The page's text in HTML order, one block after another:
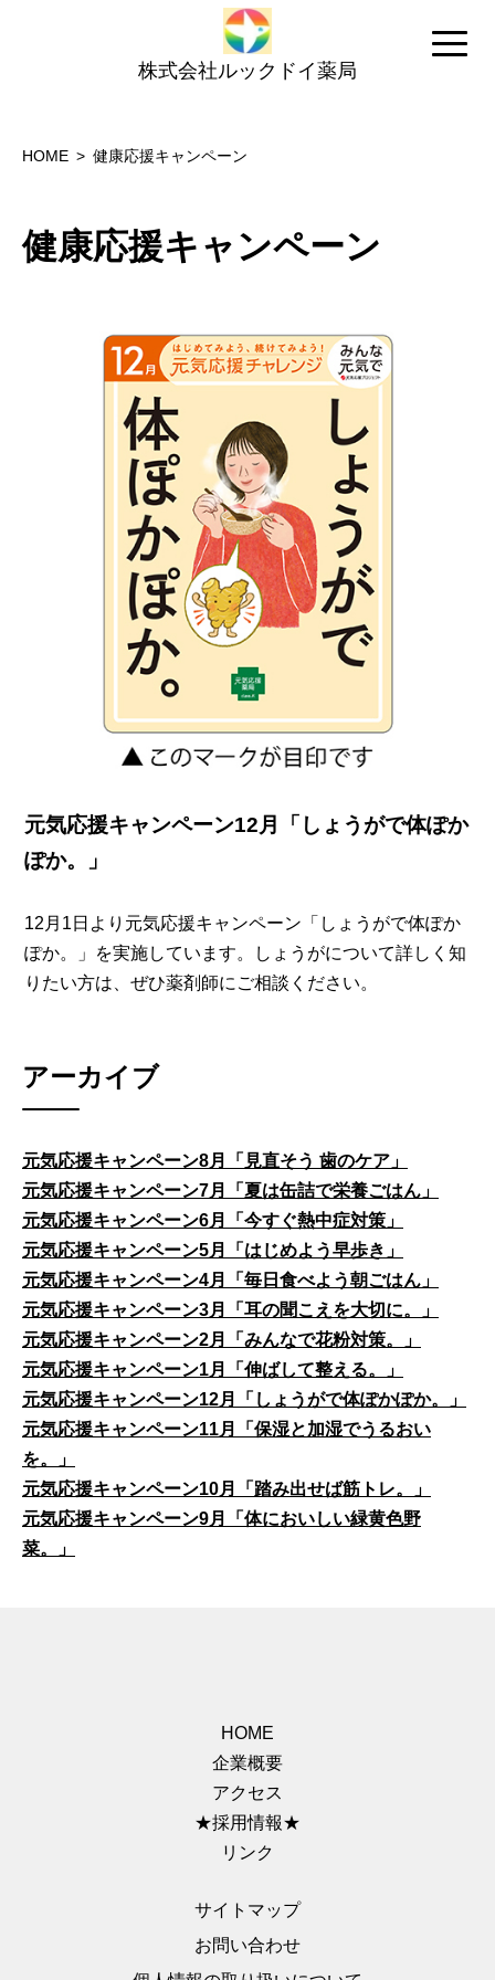
株式会社ルックドイ薬局
HOME 健康応援キャンペーン
健康応援キャンペーン
元気応援キャンペーン12月「しょうがで体ぽか
ぽか。」
12月1日より元気応援キャンペーン「しょうがで体ぽか
ぽか。」を実施しています。しょうがについて詳しく知
りたい方は、ぜひ薬剤師にご相談ください。
アーカイブ
元気応援キャンペーン8月「見直そう 歯のケア」
元気応援キャンペーン7月「夏は缶詰で栄養ごはん」
元気応援キャンペーン6月「今すぐ熱中症対策」
元気応援キャンペーン5月「はじめよう早歩き」
元気応援キャンペーン4月「毎日食べよう朝ごはん」
元気応援キャンペーン3月「耳の聞こえを大切に。」
元気応援キャンペーン2月「みんなで花粉対策。」
元気応援キャンペーン1月「伸ばして整える。」
元気応援キャンペーン12月「しょうがで体ぽかぽか。」
元気応援キャンペーン11月「保湿と加湿でうるおい
を。」
元気応援キャンペーン10月「踏み出せば筋トレ。」
元気応援キャンペーン9月「体においしい緑黄色野
菜。」
HOME
企業概要
アクセス
★採用情報★
リンク
サイトマップ
お問い合わせ